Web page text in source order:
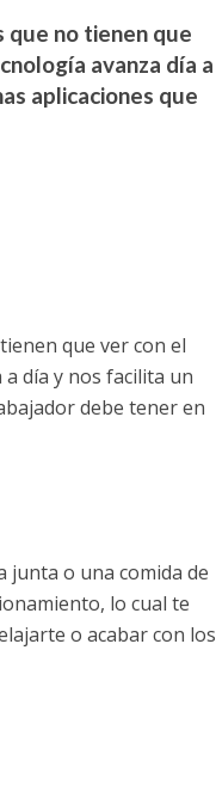
que no tienen que
avanza día a
aplicaciones que
que ver con el
día y nos facilita un
debe tener en
junta o una comida de
lo cual te
o acabar con los